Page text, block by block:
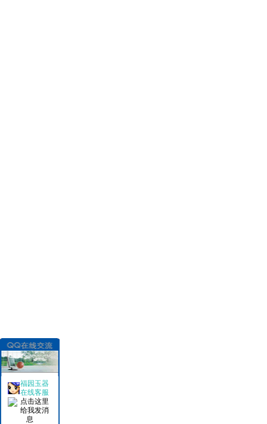
福园玉器
在线客服